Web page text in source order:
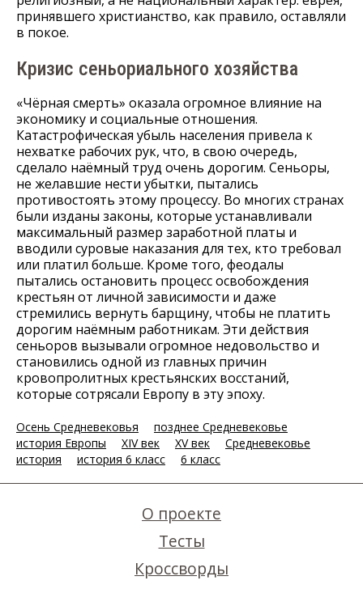
принявшего христианство, как правило, оставляли
в покое.
Кризис сеньориального хозяйства
«Чёрная смерть» оказала огромное влияние на
экономику и социальные отношения.
Катастрофическая убыль населения привела к
нехватке рабочих рук, что, в свою очередь,
сделало наёмный труд очень дорогим. Сеньоры,
не желавшие нести убытки, пытались
противостоять этому процессу. Во многих странах
были изданы законы, которые устанавливали
максимальный размер заработной платы и
вводили суровые наказания для тех, кто требовал
или платил больше. Кроме того, феодалы
пытались остановить процесс освобождения
крестьян от личной зависимости и даже
стремились вернуть барщину, чтобы не платить
дорогим наёмным работникам. Эти действия
сеньоров вызывали огромное недовольство и
становились одной из главных причин
кровопролитных крестьянских восстаний,
которые сотрясали Европу в эту эпоху.
Осень Средневековья
позднее Средневековье
история Европы
XIV век XV век
Средневековье
история
история 6 класс 6 класс
О проекте
Тесты
Кроссворды